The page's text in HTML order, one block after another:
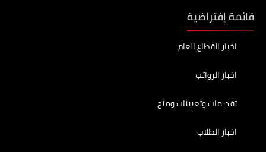
قائمة إفتراضية
اخبار القطاع العام
اخبار الرواتب
تقديمات وتعيينات ومنح
اخبار الطلاب